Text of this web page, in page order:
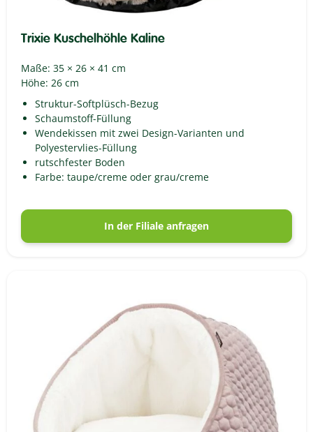
Trixie Kuschelhöhle Kaline
Maße: 35 × 26 × 41 cm
Höhe: 26 cm
Struktur-Softplüsch-Bezug
Schaumstoff-Füllung
Wendekissen mit zwei Design-Varianten und
Polyestervlies-Füllung
rutschfester Boden
Farbe: taupe/creme oder grau/creme
In der Filiale anfragen